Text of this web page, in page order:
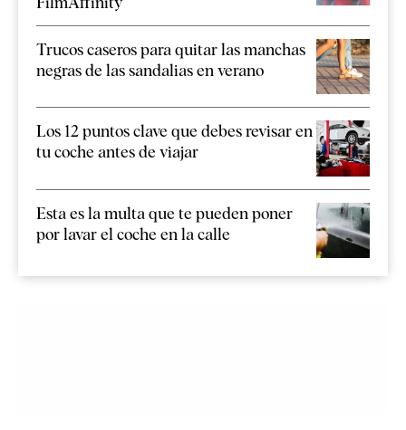
Trucos caseros para quitar las manchas
negras de las sandalias en verano
Los 12 puntos clave que debes revisar en
tu coche antes de viajar
Esta es la multa que te pueden poner
por lavar el coche en la calle